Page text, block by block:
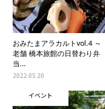
おみたまアラカルトvol.4 ～
老舗 橋本旅館の日替わり弁
当...
2022.05.20
イベント